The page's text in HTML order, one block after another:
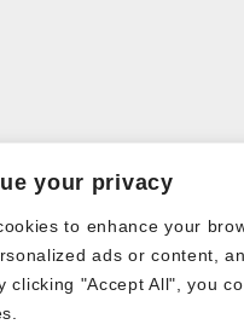
your privacy
to enhance your
ads or content,
clicking "Accept All", you